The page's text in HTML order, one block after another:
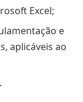
Excel;
e
aplicáveis ao